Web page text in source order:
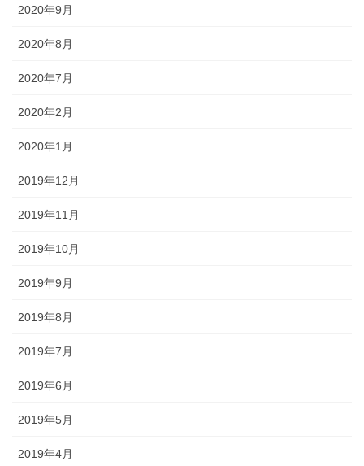
2020年9月
2020年8月
2020年7月
2020年2月
2020年1月
2019年12月
2019年11月
2019年10月
2019年9月
2019年8月
2019年7月
2019年6月
2019年5月
2019年4月